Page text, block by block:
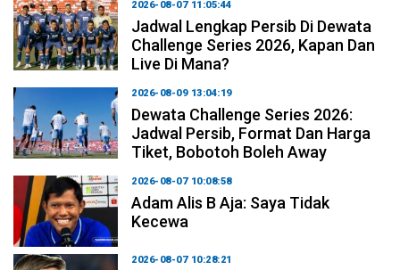
2026-08-07 11:05:44
Jadwal Lengkap Persib Di Dewata
Challenge Series 2026, Kapan Dan
Live Di Mana?
2026-08-09 13:04:19
Dewata Challenge Series 2026:
Jadwal Persib, Format Dan Harga
Tiket, Bobotoh Boleh Away
2026-08-07 10:08:58
Adam Alis B Aja: Saya Tidak
Kecewa
2026-08-07 10:28:21